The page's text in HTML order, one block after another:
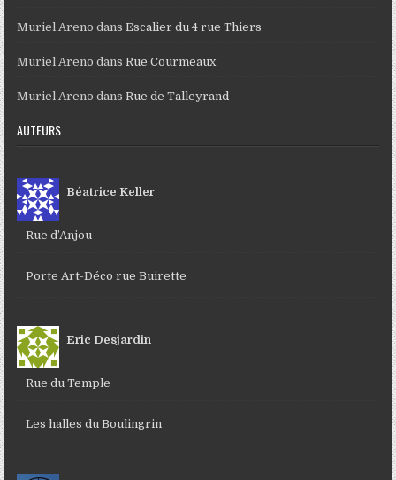
Muriel Areno dansEscalier du 4 rue Thiers
Muriel Areno dansRue Courmeaux
Muriel Areno dansRue de Talleyrand
AUTEURS
Béatrice Keller
Rue d’Anjou
Porte Art-Déco rue Buirette
Eric Desjardin
Rue du Temple
Les halles du Boulingrin